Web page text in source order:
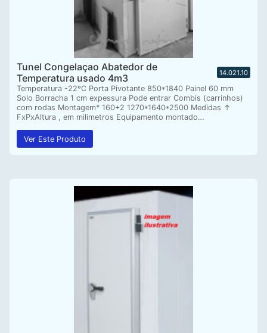
Tunel Congelaçao Abatedor de
Temperatura usado 4m3
14.021.10
Temperatura -22ºC Porta Pivotante 850*1840 Painel 60 mm
Solo Borracha 1 cm expessura Pode entrar Combis (carrinhos)
com rodas Montagem* 160+2 1270*1640*2500 Medidas ↑
FxPxAltura , em milimetros Equipamento montado…
Ver Este Produto